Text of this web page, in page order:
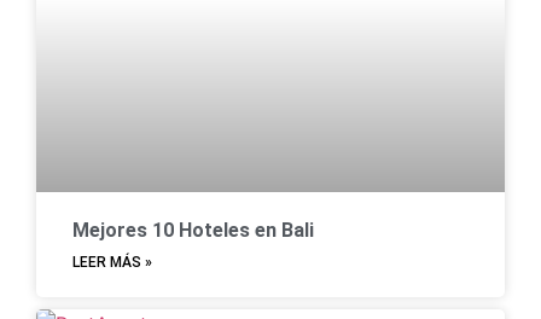
Mejores 10 Hoteles en Bali
LEER MÁS »